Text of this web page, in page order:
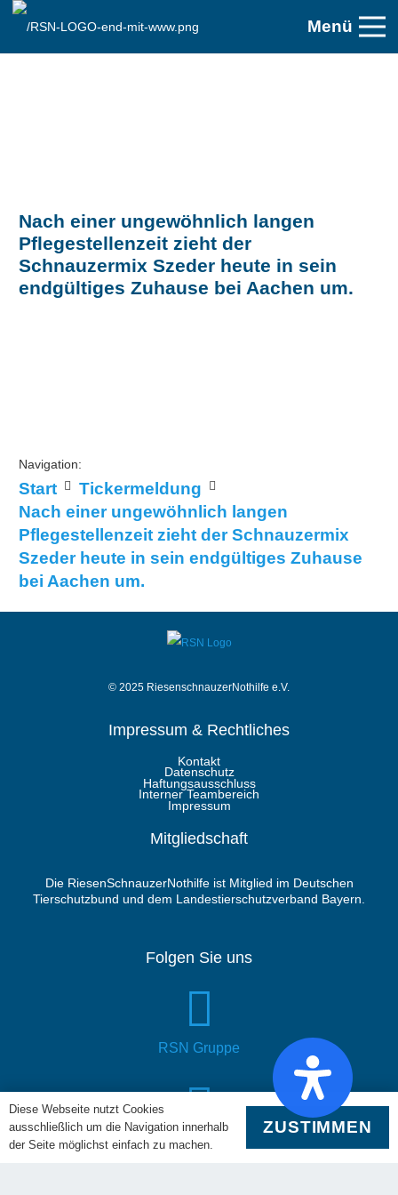
Menü
Nach einer ungewöhnlich langen
Pflegestellenzeit zieht der
Schnauzermix Szeder heute in sein
endgültiges Zuhause bei Aachen um.
Navigation:
Start
Tickermeldung
Nach einer ungewöhnlich langen
Pflegestellenzeit zieht der Schnauzermix
Szeder heute in sein endgültiges Zuhause
bei Aachen um.
© 2025 RiesenschnauzerNothilfe e.V.
Impressum & Rechtliches
Kontakt
Datenschutz
Haftungsausschluss
Interner Teambereich
Impressum
Mitgliedschaft
Die RiesenSchnauzerNothilfe ist Mitglied im Deutschen
Tierschutzbund und dem Landestierschutzverband Bayern.
Folgen Sie uns
RSN Gruppe
YouTube
Diese Webseite nutzt Cookies
ausschließlich um die Navigation innerhalb
der Seite möglichst einfach zu machen.
ZUSTIMMEN